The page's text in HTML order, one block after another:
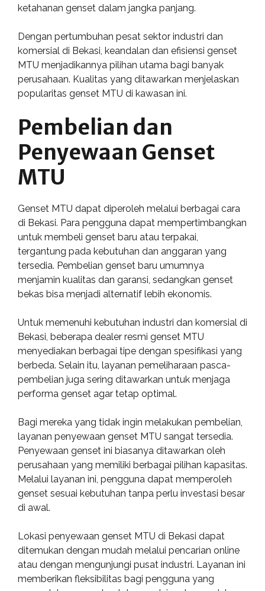
ketahanan genset dalam jangka panjang.
Dengan pertumbuhan pesat sektor industri dan
komersial di Bekasi, keandalan dan efisiensi genset
MTU menjadikannya pilihan utama bagi banyak
perusahaan. Kualitas yang ditawarkan menjelaskan
popularitas genset MTU di kawasan ini.
Pembelian dan
Penyewaan Genset
MTU
Genset MTU dapat diperoleh melalui berbagai cara
di Bekasi. Para pengguna dapat mempertimbangkan
untuk membeli genset baru atau terpakai,
tergantung pada kebutuhan dan anggaran yang
tersedia. Pembelian genset baru umumnya
menjamin kualitas dan garansi, sedangkan genset
bekas bisa menjadi alternatif lebih ekonomis.
Untuk memenuhi kebutuhan industri dan komersial di
Bekasi, beberapa dealer resmi genset MTU
menyediakan berbagai tipe dengan spesifikasi yang
berbeda. Selain itu, layanan pemeliharaan pasca-
pembelian juga sering ditawarkan untuk menjaga
performa genset agar tetap optimal.
Bagi mereka yang tidak ingin melakukan pembelian,
layanan penyewaan genset MTU sangat tersedia.
Penyewaan genset ini biasanya ditawarkan oleh
perusahaan yang memiliki berbagai pilihan kapasitas.
Melalui layanan ini, pengguna dapat memperoleh
genset sesuai kebutuhan tanpa perlu investasi besar
di awal.
Lokasi penyewaan genset MTU di Bekasi dapat
ditemukan dengan mudah melalui pencarian online
atau dengan mengunjungi pusat industri. Layanan ini
memberikan fleksibilitas bagi pengguna yang